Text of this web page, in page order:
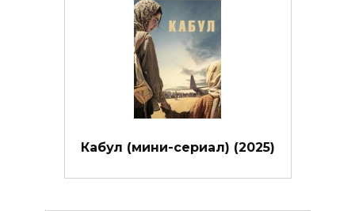
Кабул (мини-сериал) (2025)